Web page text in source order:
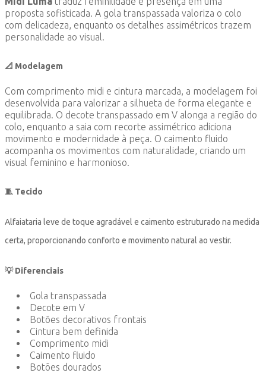
proposta sofisticada. A gola transpassada valoriza o colo
com delicadeza, enquanto os detalhes assimétricos trazem
personalidade ao visual.
📐 Modelagem
Com comprimento midi e cintura marcada, a modelagem foi
desenvolvida para valorizar a silhueta de forma elegante e
equilibrada. O decote transpassado em V alonga a região do
colo, enquanto a saia com recorte assimétrico adiciona
movimento e modernidade à peça. O caimento fluido
acompanha os movimentos com naturalidade, criando um
visual feminino e harmonioso.
🧵 Tecido
Alfaiataria leve de toque agradável e caimento estruturado na medida
certa, proporcionando conforto e movimento natural ao vestir.
💡 Diferenciais
Gola transpassada
Decote em V
Botões decorativos frontais
Cintura bem definida
Comprimento midi
Caimento fluido
Botões dourados